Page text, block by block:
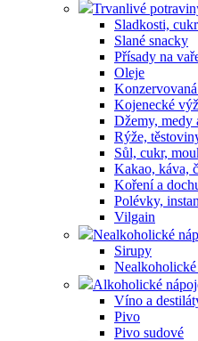
Trvanlivé
Sladkosti,
Slané snacky
Přísady na
Oleje
Kojenecké
Džemy, medy
Rýže,
Sůl, cukr,
Kakao, káva,
Koření a
Polévky,
Vilgain
Nealkoholické
Sirupy
Nealkoholické
Alkoholické
Víno a
Pivo
Pivo sudové